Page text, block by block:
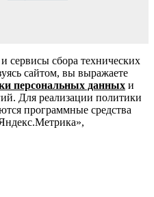
сервисы сбора технических
сайтом, вы выражаете
персональных данных и
Для реализации политики
программные средства